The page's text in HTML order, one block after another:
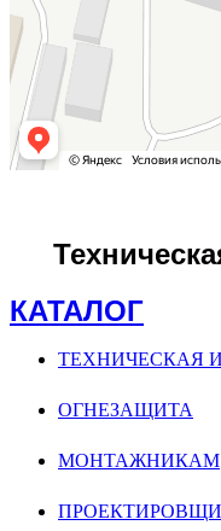
КАТАЛОГ
ТЕХНИЧЕСКАЯ
ОГНЕЗАЩИТА
МОНТАЖНИКАМ